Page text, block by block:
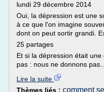
lundi 29 décembre 2014
Oui, la dépression est une
à ce que l'on imagine
dont on peut sortir grandi.
25 partages
Et si la dépression était
pas : nous ne donnons pas...
Lire la suite
Thèmes liés : comment